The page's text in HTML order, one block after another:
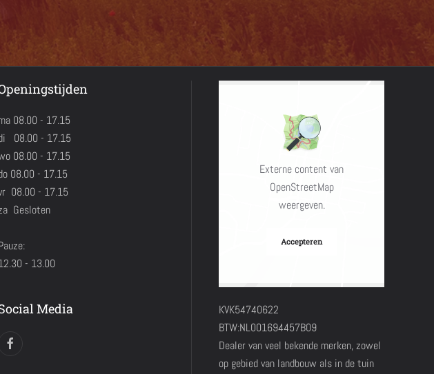
08.00 - 17.15
08.00 - 17.15
08.00 - 17.15
08.00 - 17.15
08.00 - 17.15
Gesloten
- 13.00
Media
Externe content van
OpenStreetMap
weergeven.
Accepteren
KVK54740622
BTW:NL001694457B09
Dealer van veel bekende merken, zowel
op gebied van landbouw als in de tuin